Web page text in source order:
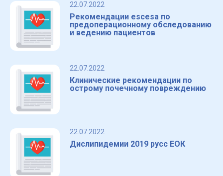
22.07.2022
Рекомендации escesa по
предоперационному обследованию
и ведению пациентов
22.07.2022
Клинические рекомендации по
острому почечному повреждению
22.07.2022
Дислипидемии 2019 русс ЕОК